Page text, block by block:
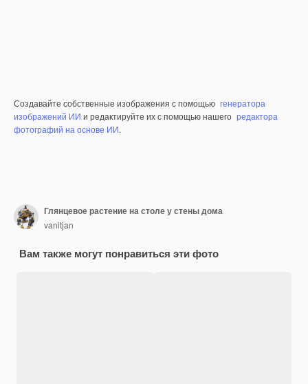
Создавайте собственные изображения с помощью генератора
изображений ИИ и редактируйте их с помощью нашего редактора
фотографий на основе ИИ.
Глянцевое растение на столе у стены дома
vanitjan
Вам также могут понравиться эти фото